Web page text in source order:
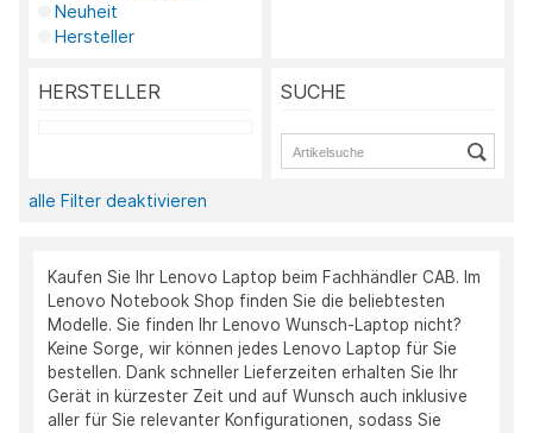
Neuheit
Hersteller
HERSTELLER SUCHE
alle Filter deaktivieren
Kaufen Sie Ihr Lenovo Laptop beim Fachhändler CAB. Im
Lenovo Notebook Shop finden Sie die beliebtesten
Modelle. Sie finden Ihr Lenovo Wunsch-Laptop nicht?
Keine Sorge, wir können jedes Lenovo Laptop für Sie
bestellen. Dank schneller Lieferzeiten erhalten Sie Ihr
Gerät in kürzester Zeit und auf Wunsch auch inklusive
aller für Sie relevanter Konfigurationen, sodass Sie